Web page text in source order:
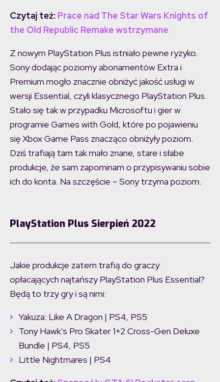
Czytaj też: Prace nad The Star Wars Knights of
the Old Republic Remake wstrzymane
Z nowym PlayStation Plus istniało pewne ryzyko.
Sony dodając poziomy abonamentów Extra i
Premium mogło znacznie obniżyć jakość usługi w
wersji Essential, czyli klasycznego PlayStation Plus.
Stało się tak w przypadku Microsoftu i gier w
programie Games with Gold, które po pojawieniu
się Xbox Game Pass znacząco obniżyły poziom.
Dziś trafiają tam tak mało znane, stare i słabe
produkcje, że sam zapominam o przypisywaniu sobie
ich do konta. Na szczęście – Sony trzyma poziom.
PlayStation Plus Sierpień 2022
Jakie produkcje zatem trafią do graczy
opłacających najtańszy PlayStation Plus Essential?
Będą to trzy gry i są nimi:
Yakuza: Like A Dragon | PS4, PS5
Tony Hawk’s Pro Skater 1+2 Cross-Gen Deluxe
Bundle | PS4, PS5
Little Nightmares | PS4